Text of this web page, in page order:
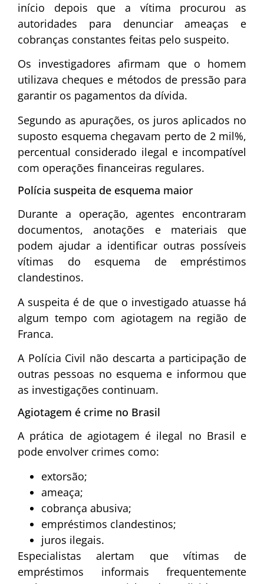
início depois que a vítima procurou as
autoridades para denunciar ameaças e
cobranças constantes feitas pelo suspeito.
Os investigadores afirmam que o homem
utilizava cheques e métodos de pressão para
garantir os pagamentos da dívida.
Segundo as apurações, os juros aplicados no
suposto esquema chegavam perto de 2 mil%,
percentual considerado ilegal e incompatível
com operações financeiras regulares.
Polícia suspeita de esquema maior
Durante a operação, agentes encontraram
documentos, anotações e materiais que
podem ajudar a identificar outras possíveis
vítimas do esquema de empréstimos
clandestinos.
A suspeita é de que o investigado atuasse há
algum tempo com agiotagem na região de
Franca.
A Polícia Civil não descarta a participação de
outras pessoas no esquema e informou que
as investigações continuam.
Agiotagem é crime no Brasil
A prática de agiotagem é ilegal no Brasil e
pode envolver crimes como:
extorsão;
ameaça;
cobrança abusiva;
empréstimos clandestinos;
juros ilegais.
Especialistas alertam que vítimas de
empréstimos informais frequentemente